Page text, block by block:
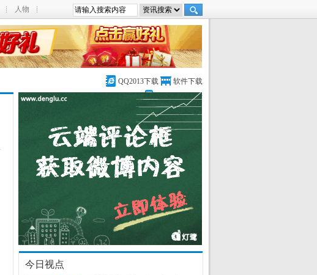
人物
软件下载
QQ2013下载
DedeCMS论坛
今日视点